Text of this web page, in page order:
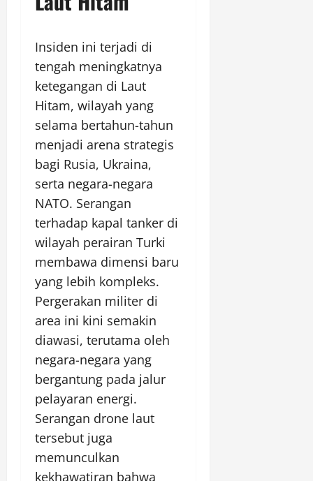
Insiden ini terjadi di
tengah meningkatnya
ketegangan di Laut
Hitam, wilayah yang
selama bertahun-tahun
menjadi arena strategis
bagi Rusia, Ukraina,
serta negara-negara
NATO. Serangan
terhadap kapal tanker di
wilayah perairan Turki
membawa dimensi baru
yang lebih kompleks.
Pergerakan militer di
area ini kini semakin
diawasi, terutama oleh
negara-negara yang
bergantung pada jalur
pelayaran energi.
Serangan drone laut
tersebut juga
memunculkan
kekhawatiran bahwa